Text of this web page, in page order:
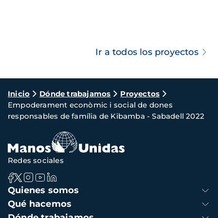
Ir a todos los proyectos
Ruta
de
navegación
Inicio Dónde trabajamos
Proyectos
Empoderament econòmic i social de dones
responsables de família de Kibamba - Sabadell 2022
Navegación
principal
Quienes somos
Qué hacemos
Redes sociales